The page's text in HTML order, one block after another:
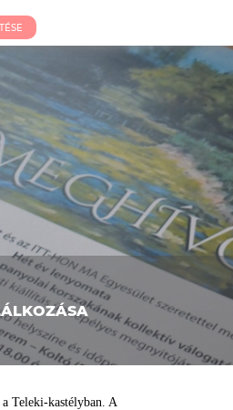
Teleki-kastélyban. A